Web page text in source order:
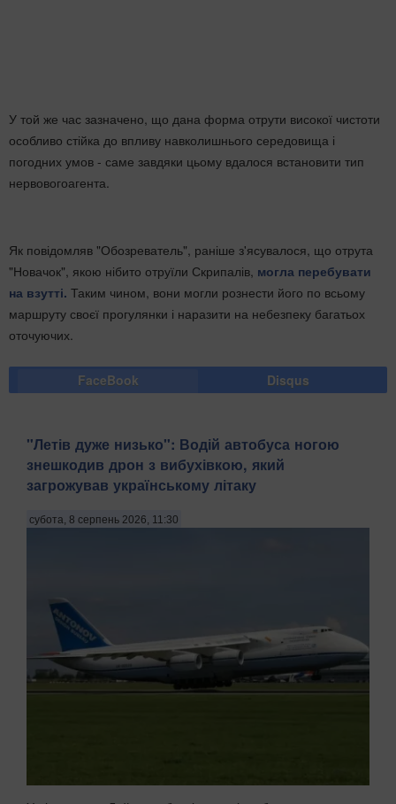
У той же час зазначено, що дана форма отрути високої чистоти
особливо стійка до впливу навколишнього середовища і
погодних умов - саме завдяки цьому вдалося встановити тип
нервовогоагента.
Як повідомляв "Обозреватель", раніше з'ясувалося, що отрута
"Новачок", якою нібито отруїли Скрипалів, могла перебувати
на взутті. Таким чином, вони могли рознести його по всьому
маршруту своєї прогулянки і наразити на небезпеку багатьох
оточуючих.
FaceBook Disqus
"Летів дуже низько": Водій автобуса ногою
знешкодив дрон з вибухівкою, який
загрожував українському літаку
субота, 8 серпень 2026, 11:30